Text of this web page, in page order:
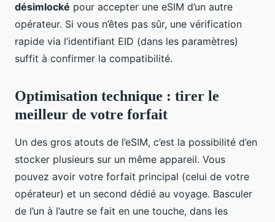
désimlocké pour accepter une eSIM d’un autre
opérateur. Si vous n’êtes pas sûr, une vérification
rapide via l’identifiant EID (dans les paramètres)
suffit à confirmer la compatibilité.
Optimisation technique : tirer le
meilleur de votre forfait
Un des gros atouts de l’eSIM, c’est la possibilité d’en
stocker plusieurs sur un même appareil. Vous
pouvez avoir votre forfait principal (celui de votre
opérateur) et un second dédié au voyage. Basculer
de l’un à l’autre se fait en une touche, dans les